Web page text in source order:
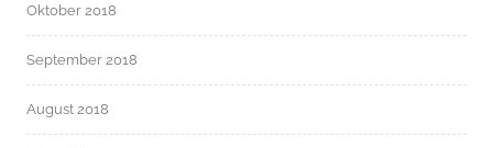
Oktober 2018
September 2018
August 2018